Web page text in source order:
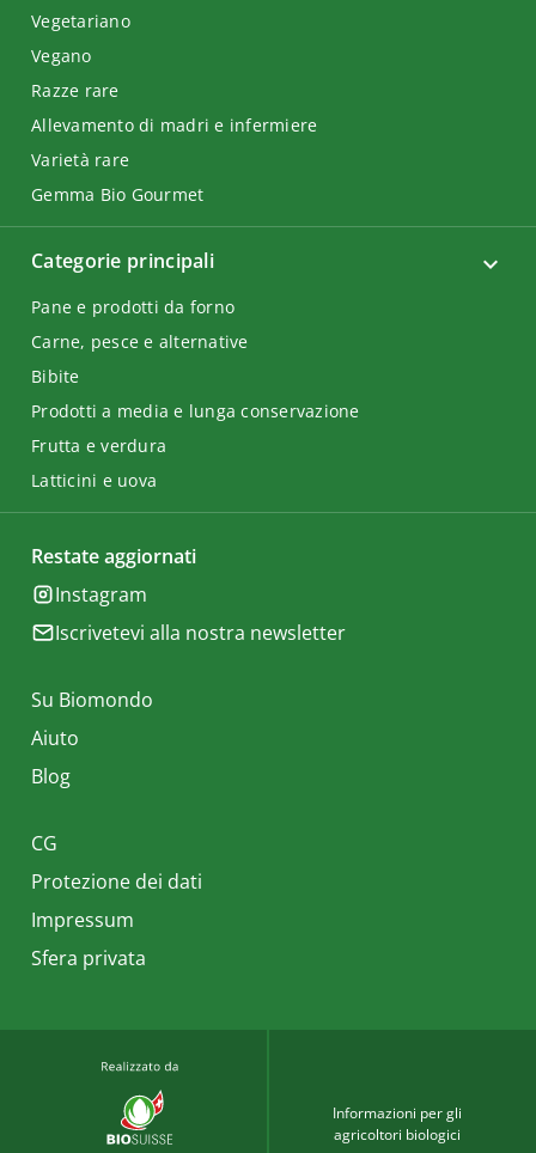
Categorie principali
Pane e prodotti da forno
Carne, pesce e alternative
Bibite
Prodotti a media e lunga conservazione
Frutta e verdura
Latticini e uova
Vegetariano
Vegano
Razze rare
Allevamento di madri e infermiere
Varietà rare
Gemma Bio Gourmet
Restate aggiornati
Instagram
Iscrivetevi alla nostra newsletter
Su Biomondo
Aiuto
Blog
CG
Protezione dei dati
Impressum
Sfera privata
Informazioni per gli
agricoltori biologici